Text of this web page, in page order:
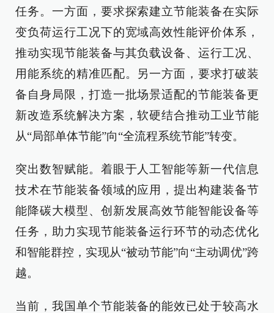
任务。一方面，要求探索建立节能装备在实际
变负荷运行工况下的宽域高效性能评价体系，
推动实现节能装备与其负载设备、运行工况、
用能系统的精准匹配。另一方面，要求打破装
备自身局限，打造一批场景适配的节能装备更
新改造系统解决方案，软硬结合推动工业节能
从“局部单体节能”向“全流程系统节能”转变。
突出数智赋能。着眼于人工智能等新一代信息
技术在节能装备领域的应用，提出构建装备节
能降碳大模型、创新发展高效节能智能设备等
任务，助力实现节能装备运行环节的动态优化
和智能群控，实现从“被动节能”向“主动调优”跨
越。
当前，我国单个节能装备的能效已处于较高水